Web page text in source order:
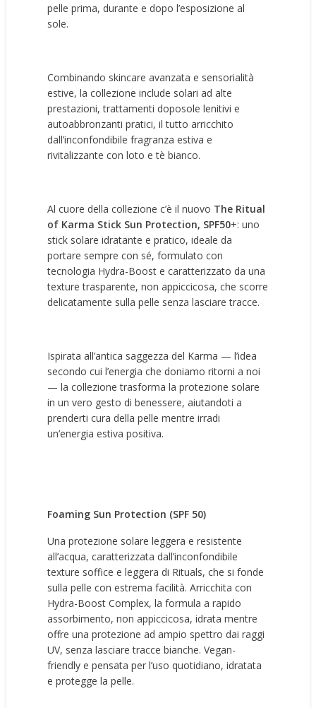
pelle prima, durante e dopo l’esposizione al
sole.
Combinando skincare avanzata e sensorialità
estive, la collezione include solari ad alte
prestazioni, trattamenti doposole lenitivi e
autoabbronzanti pratici, il tutto arricchito
dall’inconfondibile fragranza estiva e
rivitalizzante con loto e tè bianco.
Al cuore della collezione c’è il nuovo The Ritual
of Karma Stick Sun Protection, SPF50+: uno
stick solare idratante e pratico, ideale da
portare sempre con sé, formulato con
tecnologia Hydra-Boost e caratterizzato da una
texture trasparente, non appiccicosa, che scorre
delicatamente sulla pelle senza lasciare tracce.
Ispirata all’antica saggezza del Karma — l’idea
secondo cui l’energia che doniamo ritorni a noi
— la collezione trasforma la protezione solare
in un vero gesto di benessere, aiutandoti a
prenderti cura della pelle mentre irradi
un’energia estiva positiva.
Foaming Sun Protection (SPF 50)
Una protezione solare leggera e resistente
all’acqua, caratterizzata dall’inconfondibile
texture soffice e leggera di Rituals, che si fonde
sulla pelle con estrema facilità. Arricchita con
Hydra-Boost Complex, la formula a rapido
assorbimento, non appiccicosa, idrata mentre
offre una protezione ad ampio spettro dai raggi
UV, senza lasciare tracce bianche. Vegan-
friendly e pensata per l’uso quotidiano, idratata
e protegge la pelle.